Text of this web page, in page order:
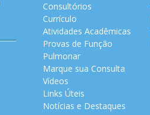
Consultórios
Currículo
Atividades Acadêmicas
Provas de Função
Pulmonar
Marque sua Consulta
Vídeos
Links Úteis
Notícias e Destaques